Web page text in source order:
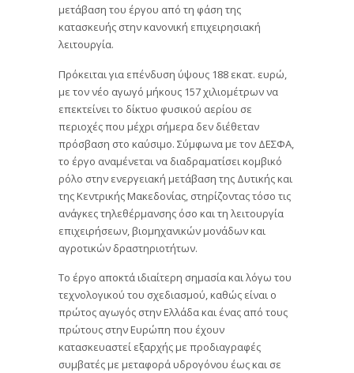
μετάβαση του έργου από τη φάση της
κατασκευής στην κανονική επιχειρησιακή
λειτουργία.
Πρόκειται για επένδυση ύψους 188 εκατ. ευρώ,
με τον νέο αγωγό μήκους 157 χιλιομέτρων να
επεκτείνει το δίκτυο φυσικού αερίου σε
περιοχές που μέχρι σήμερα δεν διέθεταν
πρόσβαση στο καύσιμο. Σύμφωνα με τον ΔΕΣΦΑ,
το έργο αναμένεται να διαδραματίσει κομβικό
ρόλο στην ενεργειακή μετάβαση της Δυτικής και
της Κεντρικής Μακεδονίας, στηρίζοντας τόσο τις
ανάγκες τηλεθέρμανσης όσο και τη λειτουργία
επιχειρήσεων, βιομηχανικών μονάδων και
αγροτικών δραστηριοτήτων.
Το έργο αποκτά ιδιαίτερη σημασία και λόγω του
τεχνολογικού του σχεδιασμού, καθώς είναι ο
πρώτος αγωγός στην Ελλάδα και ένας από τους
πρώτους στην Ευρώπη που έχουν
κατασκευαστεί εξαρχής με προδιαγραφές
συμβατές με μεταφορά υδρογόνου έως και σε